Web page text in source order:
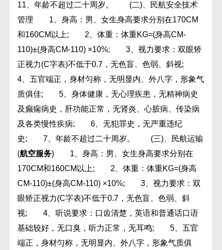
11、年龄不超过二十周岁。 (二)、民航安全技术
管理 1、身高：男、女生身高要求分别在170CM
和160CM以上; 2、体重：体重KG=(身高CM-
110)±(身高CM-110) ×10%; 3、视力要求：双眼矫
正视力(C字表)不低于0.7，无色盲、色弱、斜视;
4、五官端正，身材匀称，无明显内、外八字，形象气
质俱佳; 5、身体健康，无心理疾患，无精神病史
及癫痫病史，肝功能正常，无肾炎、心脏病、传染病
及各类慢性疾病; 6、无犯罪史，无严重违纪
史; 7、年龄不超过二十周岁。 (三)、民航运输
(航空服务) 1、身高：男、女生身高要求分别在
170CM和160CM以上; 2、体重：体重KG=(身高
CM-110)±(身高CM-110) ×10%; 3、视力要求：双
眼矫正视力(C字表)不低于0.7，无色盲、色弱、斜
视; 4、听说要求：口齿清楚，英语和普通话口语
基础较好，无口臭，听力正常，无耳鸣; 5、五官
端正，身材匀称，无明显内、外八字，形象气质俱